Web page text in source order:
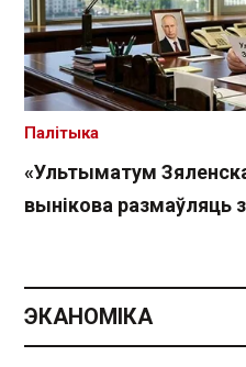
«Ультыматум
вынікова размаўляць
Палітыка
ЭКАНОМІКА